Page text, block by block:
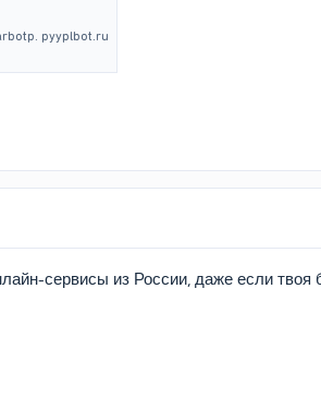
pyyplbot.ru
сервисы из России, даже если твоя